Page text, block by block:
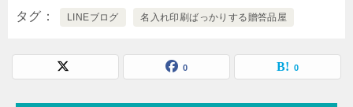
タグ LINEブログ 名入れ印刷ばっかりする贈答品屋
0 0